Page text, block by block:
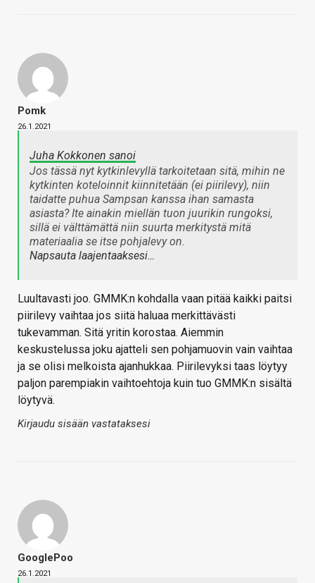
Pomk
26.1.2021
Juha Kokkonen sanoi
Jos tässä nyt kytkinlevyllä tarkoitetaan sitä, mihin ne
kytkinten koteloinnit kiinnitetään (ei piirilevy), niin
taidatte puhua Sampsan kanssa ihan samasta
asiasta? Ite ainakin miellän tuon juurikin rungoksi,
sillä ei välttämättä niin suurta merkitystä mitä
materiaalia se itse pohjalevy on.
Napsauta laajentaaksesi…
Luultavasti joo. GMMK:n kohdalla vaan pitää kaikki paitsi
piirilevy vaihtaa jos siitä haluaa merkittävästi
tukevamman. Sitä yritin korostaa. Aiemmin
keskustelussa joku ajatteli sen pohjamuovin vain vaihtaa
ja se olisi melkoista ajanhukkaa. Piirilevyksi taas löytyy
paljon parempiakin vaihtoehtoja kuin tuo GMMK:n sisältä
löytyvä.
Kirjaudu sisään vastataksesi
GooglePoo
26.1.2021